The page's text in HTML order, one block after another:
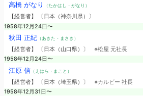
高橋 がなり （たかはし・がなり）
【経営者】 〔日本（神奈川県）〕
1958年12月24日〜
秋田 正紀（あきた・まさき）
【経営者】 〔日本（山口県）〕 ※松屋 元社長
1958年12月24日〜
江原 信（えはら・まこと）
【経営者】 〔日本（埼玉県）〕 ※カルビー 社長
1958年12月31日〜